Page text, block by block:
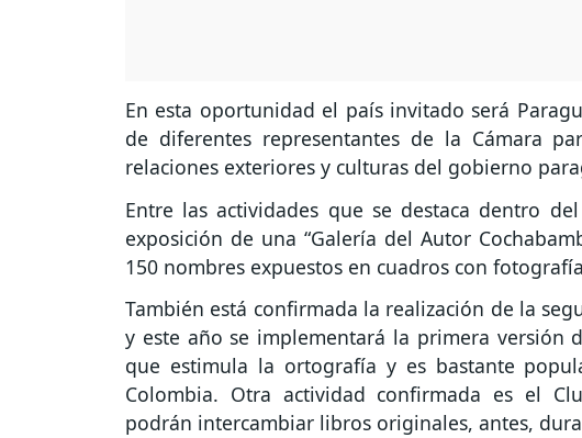
En esta oportunidad el país invitado será
de diferentes representantes de la Cámara
relaciones exteriores y culturas del gobierno
Entre las actividades que se destaca dentro
exposición de una “Galería del Autor
150 nombres expuestos en cuadros con
También está confirmada la realización de la
y este año se implementará la primera versión
que estimula la ortografía y es bastante
Colombia. Otra actividad confirmada es el
podrán intercambiar libros originales, antes,